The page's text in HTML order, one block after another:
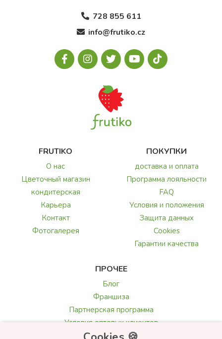
728 855 611
info@frutiko.cz
FRUTIKO
О нас
Цветочный магазин
кондитерская
Карьера
Контакт
Фотогалерея
ПОКУПКИ
доставка и оплата
Программа лояльности
FAQ
Условия и положения
Защита данных
Cookies
Гарантии качества
ПРОЧЕЕ
Блог
Франшиза
Партнерская программа
Условия оптовых клиентов
Галерея и обзоры